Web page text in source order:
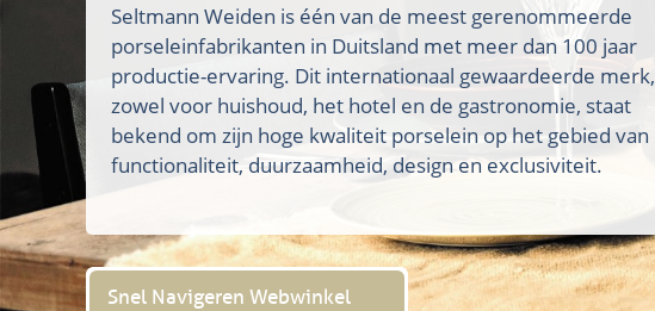
Seltmann Weiden is één van de meest gerenommeerde
porseleinfabrikanten in Duitsland met meer dan 100 jaar
productie-ervaring. Dit internationaal gewaardeerde merk,
zowel voor huishoud, het hotel en de gastronomie, staat
bekend om zijn hoge kwaliteit porselein op het gebied van
functionaliteit, duurzaamheid, design en exclusiviteit.